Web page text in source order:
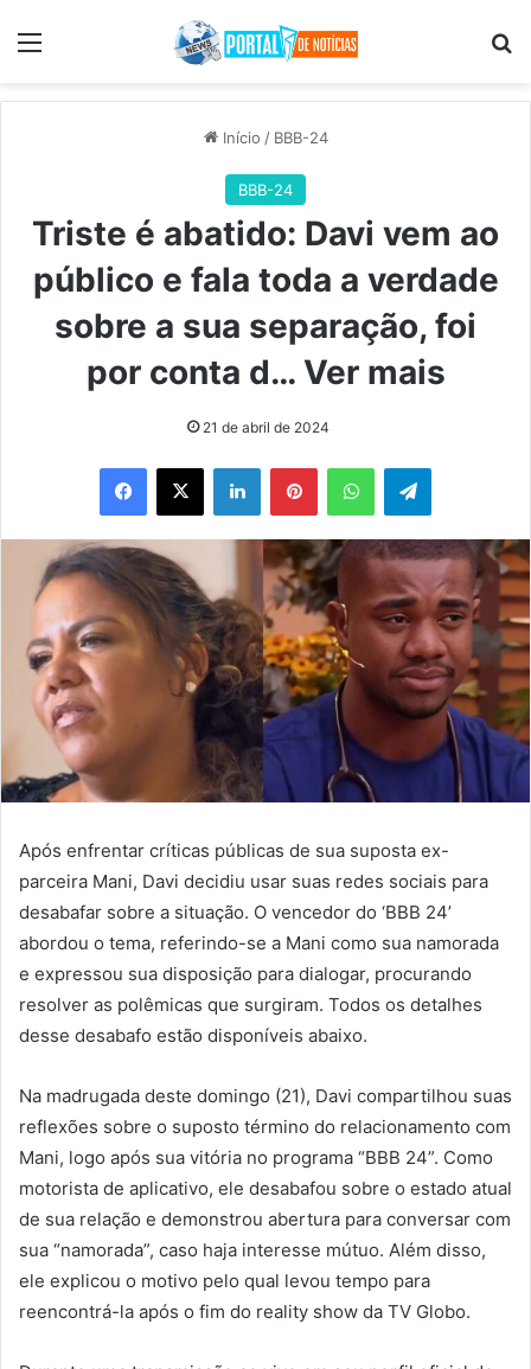
Menu
Início / BBB-24
BBB-24
Triste é abatido: Davi vem ao
público e fala toda a verdade
sobre a sua separação, foi
por conta d… Ver mais
21 de abril de 2024
Facebook
X LinkedinPinterestWhatsAppTelegram
Após enfrentar críticas públicas de sua suposta ex-
parceira Mani, Davi decidiu usar suas redes sociais para
desabafar sobre a situação. O vencedor do ‘BBB 24’
abordou o tema, referindo-se a Mani como sua namorada
e expressou sua disposição para dialogar, procurando
resolver as polêmicas que surgiram. Todos os detalhes
desse desabafo estão disponíveis abaixo.
Na madrugada deste domingo (21), Davi compartilhou suas
reflexões sobre o suposto término do relacionamento com
Mani, logo após sua vitória no programa “BBB 24”. Como
motorista de aplicativo, ele desabafou sobre o estado atual
de sua relação e demonstrou abertura para conversar com
sua “namorada”, caso haja interesse mútuo. Além disso,
ele explicou o motivo pelo qual levou tempo para
reencontrá-la após o fim do reality show da TV Globo.